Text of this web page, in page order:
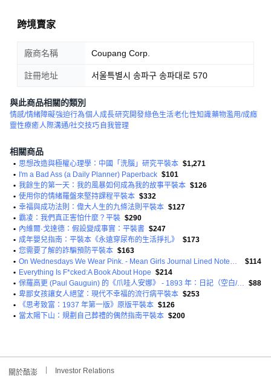
跨境賣家
廠商名稱 Coupang Corp.
註冊地址 서울특별시 송파구 송파대로 570
與此商品相關的類別
情感/情緒障礙強迫行為個人成長研究開發綠色生活老化性知識藥物濫用/成癮
靈性療癒人際溝通/社交技巧 自我管理
相關商品
• 思想改造與極權心理學：中國「洗腦」研究平裝本 $1,271
• I'm a Bad Ass (a Daily Planner) Paperback $101
• 我餘生的第一天：我的風暴如何成為我的故事平裝本 $126
• 使用你的情緒羅盤來堅持課程平裝本 $332
• 幸福與成功法則：偉大人生的九條法則平裝本 $127
• 霸凌：我們真正害怕什麼？平裝 $290
• 內維爾·戈達德：假設變成事實：平裝書 $247
• 成年嬰兒指南：平裝本《永遠穿尿布的生活掙扎》
$173
• 您需要了解的詐騙預防平裝本 $163
•
$114
• Everything Is F*cked:A Book About Hope $214
•
保羅高更 (Paul Gauguin) 的《爪哇人安娜》 - 1893 年：日記（空白/橫線）平裝本
$88
• 卑鄙女孩讓女人絕望：現代不幸福的流行病平裝本 $253
•
《思考致富：1937 年第一版》原版平裝本 $126
• 當太陽下山：規劃自己葬禮的偶然指南平裝本 $200
關於酷澎 Investor Relations